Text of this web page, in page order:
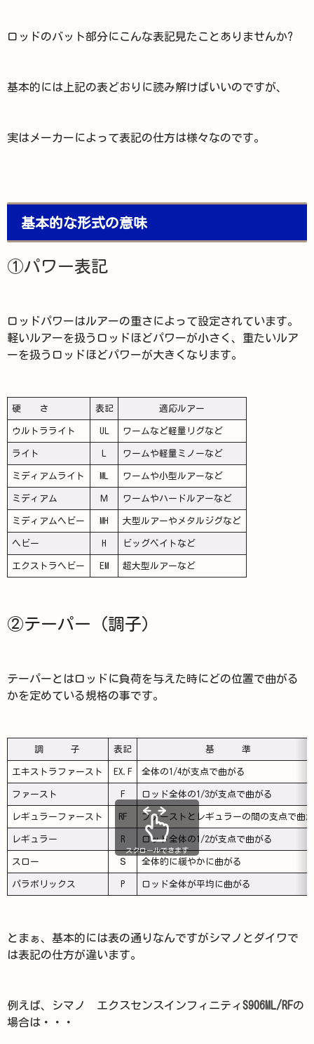
ロッドのバット部分にこんな表記見たことありませんか?
基本的には上記の表どおりに読み解けばいいのですが、
実はメーカーによって表記の仕方は様々なのです。
基本的な形式の意味
①パワー表記
ロッドパワーはルアーの重さによって設定されています。
軽いルアーを扱うロッドほどパワーが小さく、重たいルア
ーを扱うロッドほどパワーが大きくなります。
硬 さ 表記 適応ルアー
ウルトラライト UL ワームなど軽量リグなど
ライト L ワームや軽量ミノーなど
ミディアムライト ML ワームや小型ルアーなど
ミディアム Ｍ ワームやハードルアーなど
ミディアムヘビー MH 大型ルアーやメタルジグなど
ヘビー H ビッグベイトなど
エクストラヘビー EM 超大型ルアーなど
②テーパー（調子）
テーパーとはロッドに負荷を与えた時にどの位置で曲がる
かを定めている規格の事です。
調 子 表記 基 準
エキストラファースト EX.F 全体の1/4が支点で曲がる
ファースト F ロッド全体の1/3が支点で曲がる
レギュラーファースト RF ファーストとレギュラーの間の支点で曲
レギュラー R ロッド全体の1/2が支点で曲がる
スロー Ｓ 全体的に緩やかに曲がる
パラボリックス P ロッド全体が平均に曲がる
スクロールできます
とまぁ、基本的には表の通りなんですがシマノとダイワで
は表記の仕方が違います。
例えば、シマノ エクスセンスインフィニティ S906ML/RFの
場合は・・・